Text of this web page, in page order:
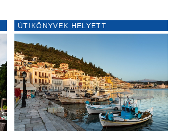
ÚTIKÖNYVEK HELYETT